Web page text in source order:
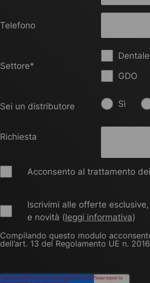
Telefono
Settore*
Dentale
GDO
Sei un distributore Sì
Richiesta
Acconsento al trattamento
Iscrivimi alle offerte
e novità (leggi informativa)
Compilando questo modulo
dell’art. 13 del Regolamento UE n.